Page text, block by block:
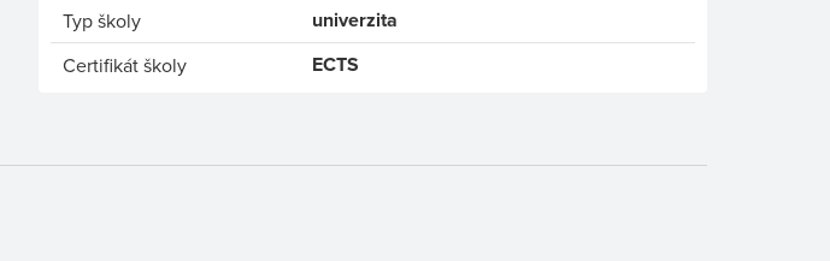
Typ školy univerzita
Certifikát školy ECTS